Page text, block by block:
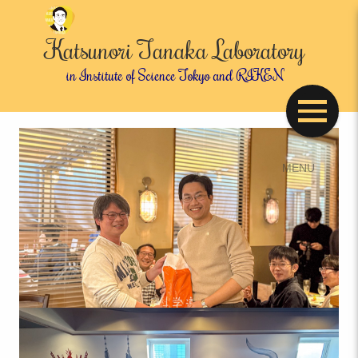
Katsunori Tanaka Laboratory
in Institute of Science Tokyo and RIKEN